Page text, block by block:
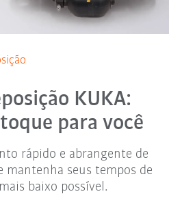
KUKA:
para você
rápido e abrangente de
mantenha seus tempos de
baixo possível.